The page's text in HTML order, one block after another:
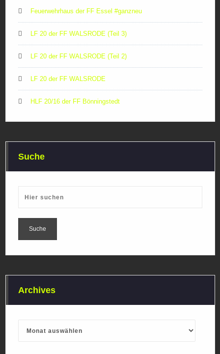
Feuerwehrhaus der FF Essel #ganzneu
LF 20 der FF WALSRODE (Teil 3)
LF 20 der FF WALSRODE (Teil 2)
LF 20 der FF WALSRODE
HLF 20/16 der FF Bönningstedt
Suche
Archives